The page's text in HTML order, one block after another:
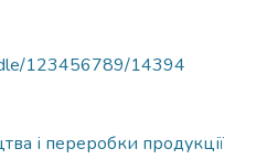
123456789/14394
і переробки продукції